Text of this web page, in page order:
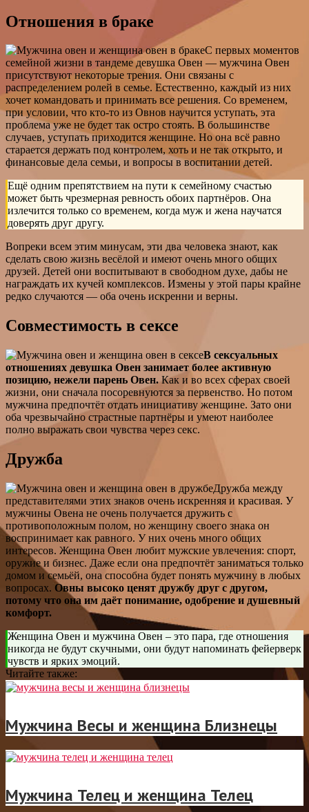
Отношения в браке
С первых моментов
семейной жизни в тандеме девушка Овен — мужчина Овен
присутствуют некоторые трения. Они связаны с
распределением ролей в семье. Естественно, каждый из них
хочет командовать и принимать все решения. Со временем,
при условии, что кто-то из Овнов научится уступать, эта
проблема уже не будет так остро стоять. В большинстве
случаев, уступать приходится женщине. Но она всё равно
старается держать под контролем, хоть и не так открыто, и
финансовые дела семьи, и вопросы в воспитании детей.
Ещё одним препятствием на пути к семейному счастью
может быть чрезмерная ревность обоих партнёров. Она
излечится только со временем, когда муж и жена научатся
доверять друг другу.
Вопреки всем этим минусам, эти два человека знают, как
сделать свою жизнь весёлой и имеют очень много общих
друзей. Детей они воспитывают в свободном духе, дабы не
награждать их кучей комплексов. Измены у этой пары крайне
редко случаются — оба очень искренни и верны.
Совместимость в сексе
В сексуальных
отношениях девушка Овен занимает более активную
позицию, нежели парень Овен.Как и во всех сферах своей
жизни, они сначала посоревнуются за первенство. Но потом
мужчина предпочтёт отдать инициативу женщине. Зато они
оба чрезвычайно страстные партнёры и умеют наиболее
полно выражать свои чувства через секс.
Дружба
Дружба между
представителями этих знаков очень искренняя и красивая. У
мужчины Овена не очень получается дружить с
противоположным полом, но женщину своего знака он
воспринимает как равного. У них очень много общих
интересов. Женщина Овен любит мужские увлечения: спорт,
оружие и бизнес. Даже если она предпочтёт заниматься только
домом и семьёй, она способна будет понять мужчину в любых
вопросах. Овны высоко ценят дружбу друг с другом,
потому что она им даёт понимание, одобрение и душевный
комфорт.
Женщина Овен и мужчина Овен – это пара, где отношения
никогда не будут скучными, они будут напоминать фейерверк
чувств и ярких эмоций.
Читайте также:
Мужчина Весы и женщина Близнецы
Мужчина Телец и женщина Телец